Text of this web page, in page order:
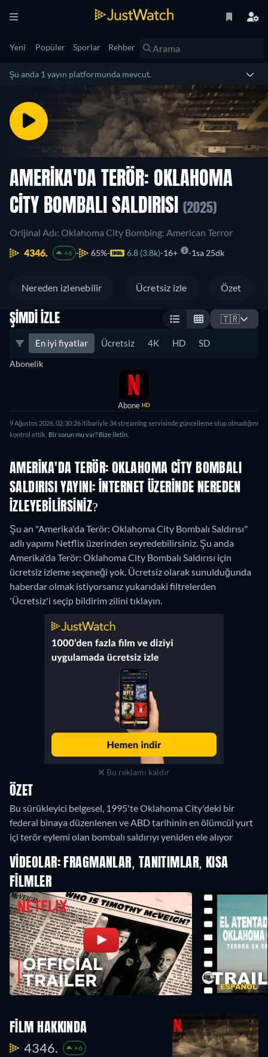
Yeni Popüler Sporlar Rehber
Şu anda 1 yayın platformunda mevcut.
AMERIKA'DA TERÖR: OKLAHOMA
CITY BOMBALI SALDIRISI
(2025)
Orijinal Adı: Oklahoma City Bombing: American Terror
4346.
+6 65% 6.8 (3.8k) 16+ 1sa 25dk
Nereden izlenebilir Ücretsiz izle Özet
ŞIMDI İZLE 🇹🇷
En iyi fiyatlar Ücretsiz 4K HD SD
Abonelik
Abone HD
9 Ağustos 2026, 02:30:26 itibariyle 34 streaming servisinde güncelleme olup olmadığını
kontrol ettik. Bir sorun mu var? Bize iletin.
AMERIKA'DA TERÖR: OKLAHOMA CITY BOMBALI
SALDIRISI YAYINI: İNTERNET ÜZERINDE NEREDEN
IZLEYEBILIRSINIZ?
Şu an "Amerika'da Terör: Oklahoma City Bombalı Saldırısı"
adlı yapımı Netflix üzerinden seyredebilirsiniz. Şu anda
Amerika'da Terör: Oklahoma City Bombalı Saldırısı için
ücretsiz izleme seçeneği yok. Ücretsiz olarak sunulduğunda
haberdar olmak istiyorsanız yukarıdaki filtrelerden
'Ücretsiz'i seçip bildirim zilini tıklayın.
Bu reklamı kaldır
ÖZET
Bu sürükleyici belgesel, 1995'te Oklahoma City'deki bir
federal binaya düzenlenen ve ABD tarihinin en ölümcül yurt
içi terör eylemi olan bombalı saldırıyı yeniden ele alıyor
VIDEOLAR: FRAGMANLAR, TANITIMLAR, KISA
FILMLER
FILM HAKKINDA
4346. +6